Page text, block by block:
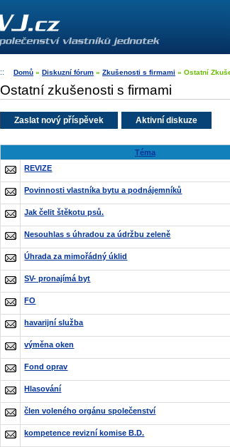
Domů » Diskuzní fórum » Zkušenosti s firmami » Ostatní
Ostatní zkušenosti s firmami
Zaslat nový příspěvek Aktivní diskuze
Téma
REVIZE
Povinnosti vlastníka bytu a podnájemníků
Jak čelit štěkotu psů.
Nesouhlas s úhradou za údržbu zeleně
Úhrada za mimořádný úklid
SV- pronajímá byt
FO
havarijní služba
výměna oken
Fond oprav
Hlasování
člen voleného orgánu společenství
kompetence revizní komise B.D.